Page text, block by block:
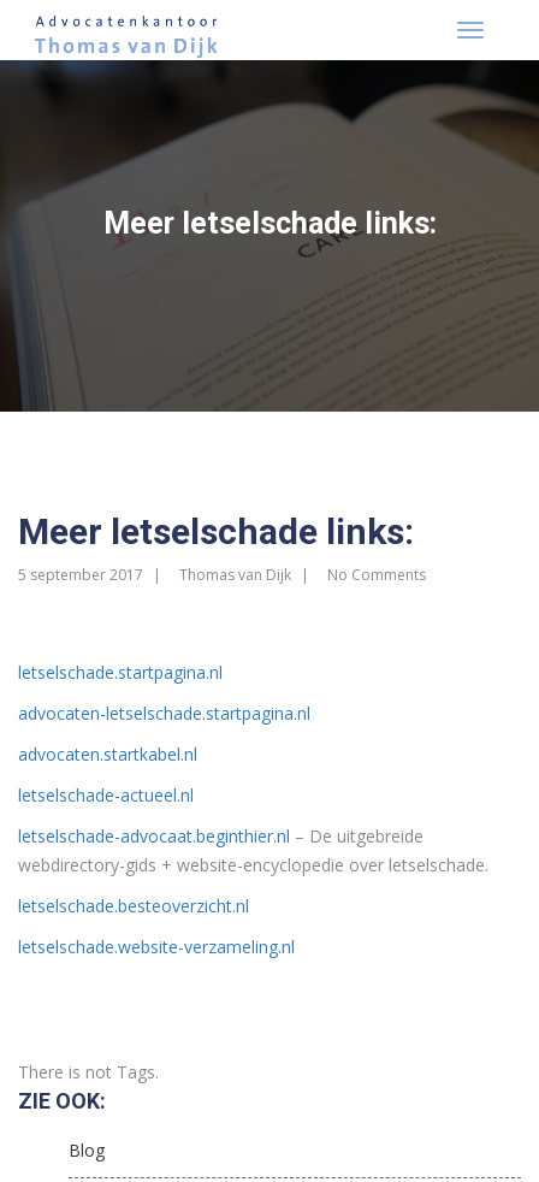
content
Meer letselschade links:
Meer letselschade links:
5 september 2017 Thomas van Dijk No Comments
letselschade.startpagina.nl
advocaten-letselschade.startpagina.nl
advocaten.startkabel.nl
letselschade-actueel.nl
letselschade-advocaat.beginthier.nl – De uitgebreide
webdirectory-gids + website-encyclopedie over letselschade.
letselschade.besteoverzicht.nl
letselschade.website-verzameling.nl
There is not Tags.
ZIE OOK:
Blog